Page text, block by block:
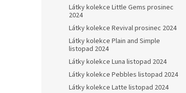
Látky kolekce Little Gems prosinec
2024
Látky kolekce Revival prosinec 2024
Látky kolekce Plain and Simple
listopad 2024
Látky kolekce Luna listopad 2024
Látky kolekce Pebbles listopad 2024
Látky kolekce Latte listopad 2024